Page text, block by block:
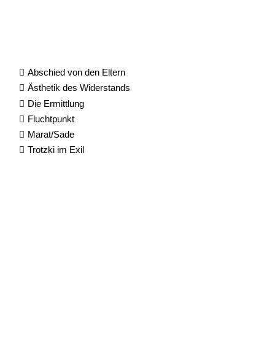
Abschied von den Eltern
Ästhetik des Widerstands
Die Ermittlung
Fluchtpunkt
Marat/Sade
Trotzki im Exil